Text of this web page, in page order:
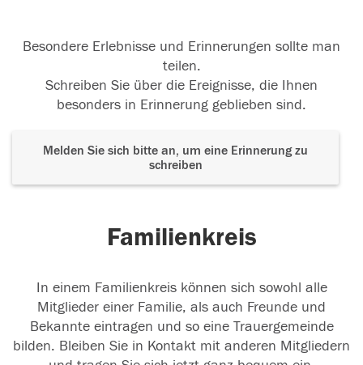
Besondere Erlebnisse und Erinnerungen sollte man
teilen.
Schreiben Sie über die Ereignisse, die Ihnen
besonders in Erinnerung geblieben sind.
Melden Sie sich bitte an, um eine Erinnerung zu
schreiben
Familienkreis
In einem Familienkreis können sich sowohl alle
Mitglieder einer Familie, als auch Freunde und
Bekannte eintragen und so eine Trauergemeinde
bilden. Bleiben Sie in Kontakt mit anderen Mitgliedern